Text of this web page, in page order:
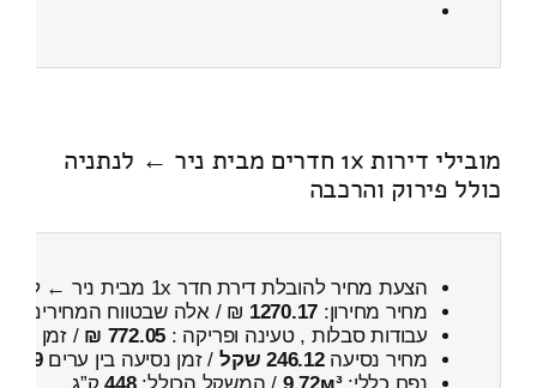
מובילי דירות 1x חדרים מבית ניר ← לנתניה
כולל פירוק והרכבה
הצעת מחיר להובלת דירת חדר 1x מבית ניר ← לנתניה
מחיר מחירון: 1270.17 ₪ / אלה שבטווח המחירים
עבודות סבלות , טעינה ופריקה : 772.05 ₪ / זמן :
מחיר נסיעה246.12 שקל / זמן נסיעה בין ערים19 דקות